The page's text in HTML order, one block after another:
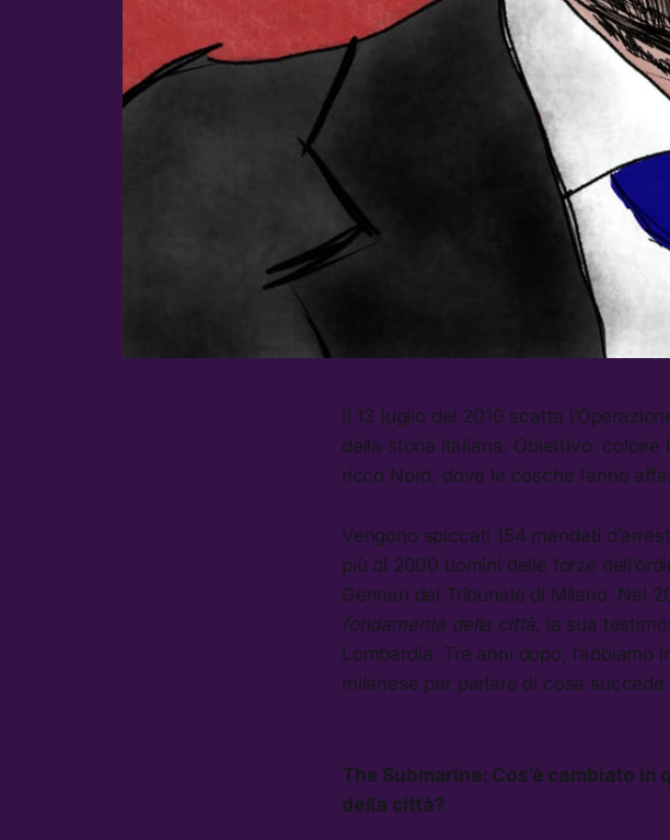
Il 13 luglio del 2010 scatta
della storia italiana. Obiettivo: colpire
ricco Nord, dove le cosche fanno
Vengono spiccati 154 mandati
più di 2000 uomini delle forze
Gennari del Tribunale di Milano. Nel
fondamentà della città, la sua
Lombardia. Tre anni dopo,
milanese per parlare di cosa
The Submarine: Cos’è cambiato
della città?